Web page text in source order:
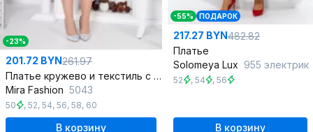
-23%
201.72 BYN261.97
Платье кружево и текстиль с ярусами и разрезом
Mira Fashion 5043
50 , 52, 54, 56, 58, 60
В корзину
-55% ПОДАРОК
217.27 BYN482.82
Платье
Solomeya Lux 955 электрик
52 , 54 , 56
В корзину